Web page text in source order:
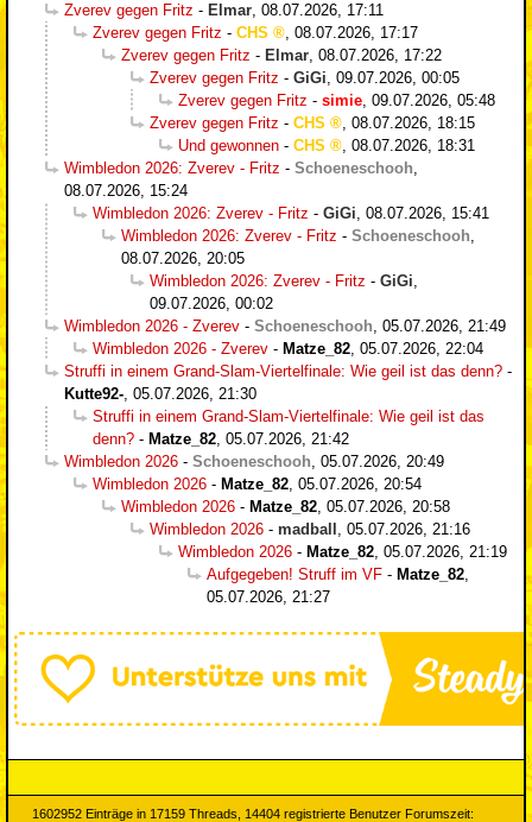
Zverev gegen Fritz - Elmar, 08.07.2026, 17:11
Zverev gegen Fritz - CHS , 08.07.2026, 17:17
Zverev gegen Fritz - Elmar, 08.07.2026, 17:22
Zverev gegen Fritz - GiGi, 09.07.2026, 00:05
Zverev gegen Fritz - simie, 09.07.2026, 05:48
Zverev gegen Fritz - CHS , 08.07.2026, 18:15
Und gewonnen - CHS , 08.07.2026, 18:31
Wimbledon 2026: Zverev - Fritz - Schoeneschooh,
08.07.2026, 15:24
Wimbledon 2026: Zverev - Fritz - GiGi, 08.07.2026, 15:41
Wimbledon 2026: Zverev - Fritz - Schoeneschooh,
08.07.2026, 20:05
Wimbledon 2026: Zverev - Fritz - GiGi,
09.07.2026, 00:02
Wimbledon 2026 - Zverev - Schoeneschooh, 05.07.2026, 21:49
Wimbledon 2026 - Zverev - Matze_82, 05.07.2026, 22:04
Struffi in einem Grand-Slam-Viertelfinale: Wie geil ist das denn? -
Kutte92-, 05.07.2026, 21:30
Struffi in einem Grand-Slam-Viertelfinale: Wie geil ist das
denn? - Matze_82, 05.07.2026, 21:42
Wimbledon 2026 - Schoeneschooh, 05.07.2026, 20:49
Wimbledon 2026 - Matze_82, 05.07.2026, 20:54
Wimbledon 2026 - Matze_82, 05.07.2026, 20:58
Wimbledon 2026 - madball , 05.07.2026, 21:16
Wimbledon 2026 - Matze_82, 05.07.2026, 21:19
Aufgegeben! Struff im VF - Matze_82,
05.07.2026, 21:27
1602952 Einträge in 17159 Threads, 14404 registrierte Benutzer Forumszeit: